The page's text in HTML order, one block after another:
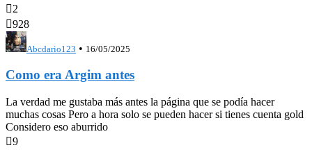
2
928
Abcdario123 • 16/05/2025
Como era Argim antes
La verdad me gustaba más antes la página que se podía hacer
muchas cosas Pero a hora solo se pueden hacer si tienes cuenta gold
Considero eso aburrido
9